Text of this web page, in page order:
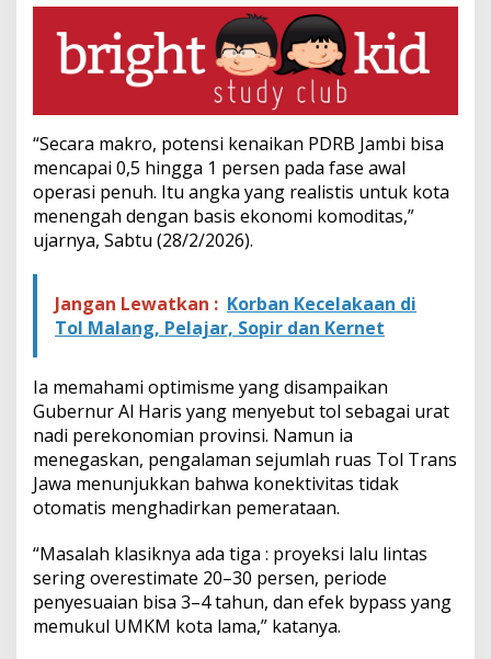
d
a
n
T
l
n
t
a
k
e
S
s
e
“Secara makro, potensi kenaikan PDRB Jambi bisa
mencapai 0,5 hingga 1 persen pada fase awal
operasi penuh. Itu angka yang realistis untuk kota
menengah dengan basis ekonomi komoditas,”
ujarnya, Sabtu (28/2/2026).
Jangan Lewatkan : Korban Kecelakaan di
Tol Malang, Pelajar, Sopir dan Kernet
Ia memahami optimisme yang disampaikan
Gubernur Al Haris yang menyebut tol sebagai urat
nadi perekonomian provinsi. Namun ia
menegaskan, pengalaman sejumlah ruas Tol Trans
Jawa menunjukkan bahwa konektivitas tidak
otomatis menghadirkan pemerataan.
“Masalah klasiknya ada tiga : proyeksi lalu lintas
sering overestimate 20–30 persen, periode
penyesuaian bisa 3–4 tahun, dan efek bypass yang
memukul UMKM kota lama,” katanya.